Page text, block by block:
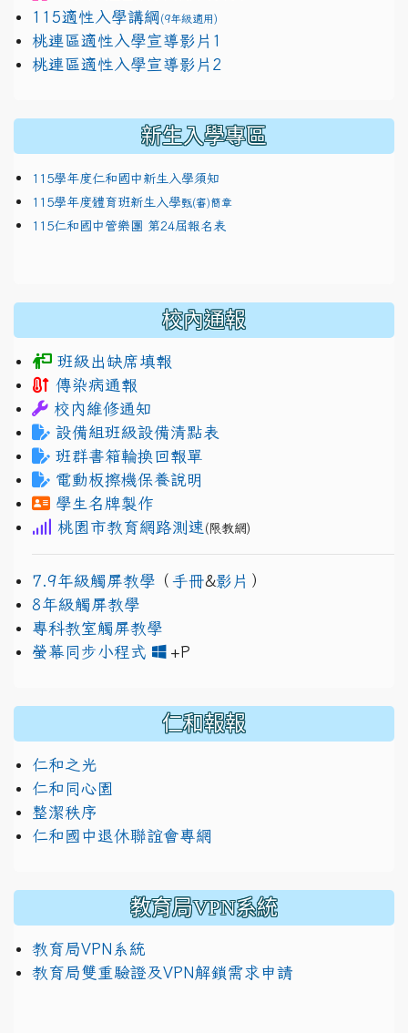
115適性入學講綱 (9年級適用)
link to https://docs.google.com/presentation/d/
桃連區適性入學宣導影片1
link to https://docs.google.com/presentation/d/
桃連區適性入學宣導影片2
新生入學專區
115學年度仁和國中新生入學須知
115學年度體育班新生入學甄(審)簡章
115仁和國中管樂團 第24屆報名表
校內通報
班級出缺席填報
傳染病通報
校內維修通知
設備組班級設備清點表
班群書箱輪換回報單
電動板擦機保養說明
學生名牌製作
桃園市教育網路測速 (限教網)
7.9年級觸屏教學 （ 手冊&影片 ）
8年級觸屏教學
專科教室觸屏教學
螢幕同步小程式
+P
仁和報報
仁和之光
仁和同心園
整潔秩序
仁和國中退休聯誼會專網
教育局VPN系統
教育局VPN系統
教育局雙重驗證及VPN解鎖需求申請